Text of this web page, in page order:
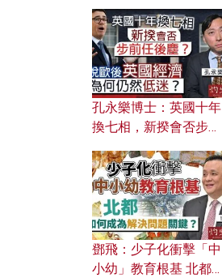
對付北約美國？
孔永樂博士：英國十年
換七相，新揆會否步前
濟為何仍然低迷？
鄧飛：少子化衝擊「中
小幼」教育根基 北都如